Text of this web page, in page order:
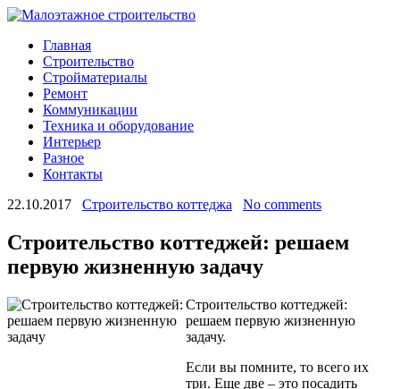
Главная
Строительство
Стройматериалы
Ремонт
Коммуникации
Техника и оборудование
Интерьер
Разное
Контакты
22.10.2017
Строительство коттеджа No comments
Строительство коттеджей: решаем
первую жизненную задачу
Строительство коттеджей:
решаем первую жизненную
задачу.
Если вы помните, то всего их
три. Еще две – это посадить